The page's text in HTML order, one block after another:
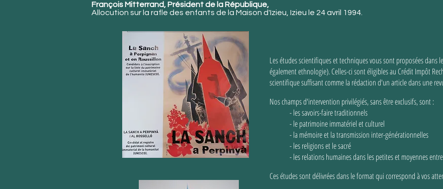
François Mitterrand, Président de la République,
Allocution sur la rafle des enfants de la Maison d'Izieu, Izieu le 24 avril 1994.
Les études scientifiques et techniques vous sont proposées
également ethnologie). Celles-ci sont éligibles au Crédit Impôt
scientifique suffisant comme la rédaction d'un article dans une
Nos champs d'intervention privilégiés, sans être exclusifs, sont :
- les savoirs-faire traditionnels
- le patrimoine immatériel et culturel
- la mémoire et la transmission inter-générationnelles
- les religions et le sacré
- les relations humaines dans les petites et moyennes
Ces études sont délivrées dans le format qui correspond à vos